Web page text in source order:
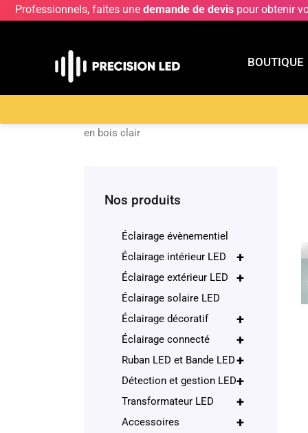
Professionnels, faites une demande de devis pour obtenir
BOUTIQUE
en bois clair
Nos produits
Éclairage évènementiel
+
Éclairage intérieur LED
+
Éclairage extérieur LED
Éclairage solaire LED
+
Éclairage décoratif
+
Éclairage connecté
+
Ruban LED et Bande LED
+
Détection et gestion LED
+
Transformateur LED
+
Accessoires